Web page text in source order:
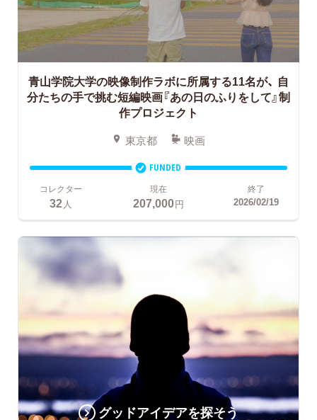
青山学院大学の映像制作ラボに所属する11名が、 自
分たちの手で挑む短編映画『あの日のふりをして』制
作プロジェクト
東京都 映画
FUNDED
コレクター
32 人
現在
207,000円
終了
2026/02/19
グッドアイデアを探そう